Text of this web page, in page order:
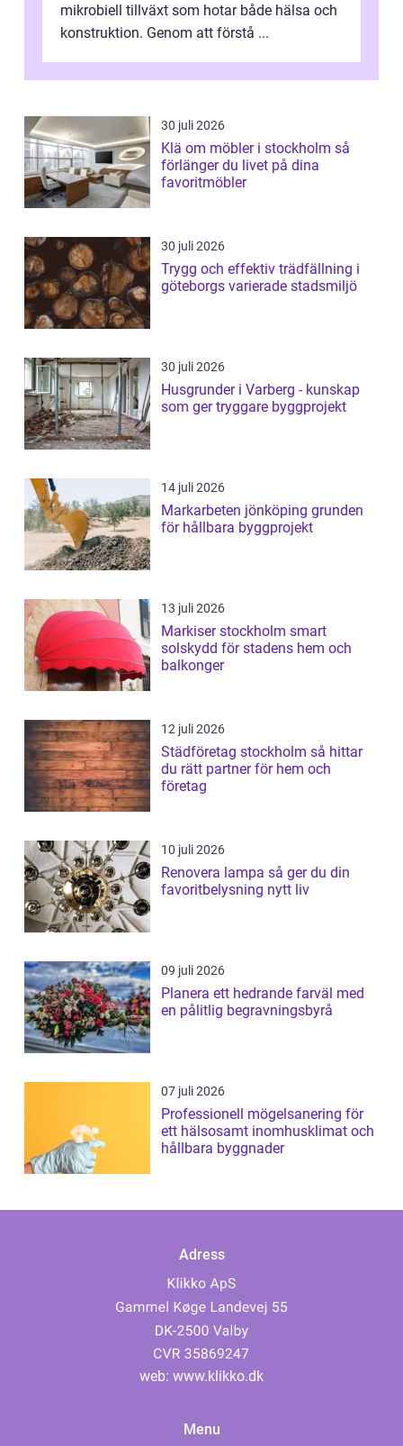
mikrobiell tillväxt som hotar både hälsa och
konstruktion. Genom att förstå ...
30 juli 2026
Klä om möbler i stockholm så
förlänger du livet på dina
favoritmöbler
30 juli 2026
Trygg och effektiv trädfällning i
göteborgs varierade stadsmiljö
30 juli 2026
Husgrunder i Varberg - kunskap
som ger tryggare byggprojekt
14 juli 2026
Markarbeten jönköping grunden
för hållbara byggprojekt
13 juli 2026
Markiser stockholm smart
solskydd för stadens hem och
balkonger
12 juli 2026
Städföretag stockholm så hittar
du rätt partner för hem och
företag
10 juli 2026
Renovera lampa så ger du din
favoritbelysning nytt liv
09 juli 2026
Planera ett hedrande farväl med
en pålitlig begravningsbyrå
07 juli 2026
Professionell mögelsanering för
ett hälsosamt inomhusklimat och
hållbara byggnader
Adress
web: www.klikko.dk
Menu